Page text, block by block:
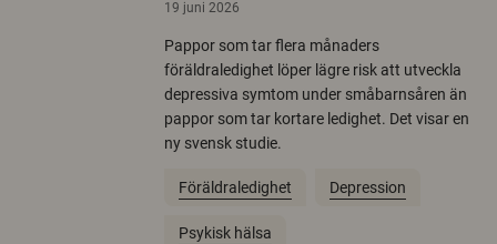
19 juni 2026
Pappor som tar flera månaders
föräldraledighet löper lägre risk att utveckla
depressiva symtom under småbarnsåren än
pappor som tar kortare ledighet. Det visar en
ny svensk studie.
Föräldraledighet Depression
Psykisk hälsa